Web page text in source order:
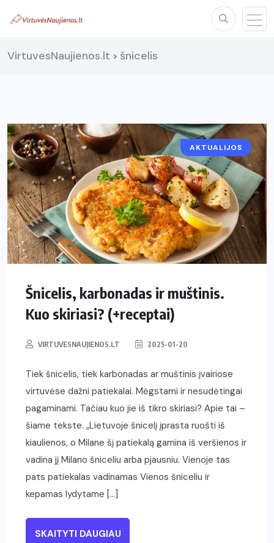
VirtuvesNaujienos.lt > šnicelis
AKTUALIJOS
Šnicelis, karbonadas ir muštinis.
Kuo skiriasi? (+receptai)
VIRTUVESNAUJIENOS.LT 2025-01-20
Tiek šnicelis, tiek karbonadas ar muštinis įvairiose
virtuvėse dažni patiekalai. Mėgstami ir nesudėtingai
pagaminami. Tačiau kuo jie iš tikro skiriasi? Apie tai –
šiame tekste. „Lietuvoje šnicelį įprasta ruošti iš
kiaulienos, o Milane šį patiekalą gamina iš veršienos ir
vadina jį Milano šniceliu arba pjausniu. Vienoje tas
pats patiekalas vadinamas Vienos šniceliu ir
kepamas lydytame […]
SKAITYTI DAUGIAU